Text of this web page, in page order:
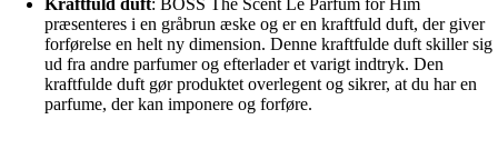
Kraftfuld duft: BOSS The Scent Le Parfum for Him
præsenteres i en gråbrun æske og er en kraftfuld duft, der giver
forførelse en helt ny dimension. Denne kraftfulde duft skiller sig
ud fra andre parfumer og efterlader et varigt indtryk. Den
kraftfulde duft gør produktet overlegent og sikrer, at du har en
parfume, der kan imponere og forføre.